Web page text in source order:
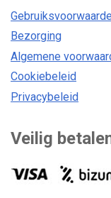
Bezorging
Algemene
Cookiebeleid
Privacybeleid
Veilig